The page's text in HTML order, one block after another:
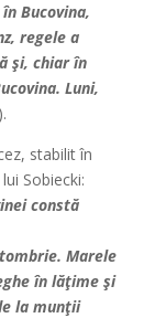
Bucovina,
regele a
şi, chiar în
Luni,
stabilit în
Sobiecki:
constă
Marele
în lăţime şi
la munţii